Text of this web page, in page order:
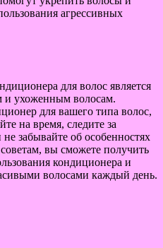
агрессивных
для волос является
и ухоженным волосам.
для вашего типа волос,
на время, следите за
забывайте об особенностях
вы сможете получить
кондиционера и
волосами каждый день.